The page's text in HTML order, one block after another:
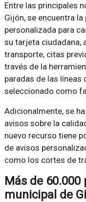
Entre las principales
Gijón, se encuentra
personalizada para
su tarjeta ciudadana,
transporte, citas
través de la
paradas de las líneas
seleccionado como
Adicionalmente, se
avisos sobre la
nuevo recurso tiene
de avisos
como los cortes de
Más de
municipal de